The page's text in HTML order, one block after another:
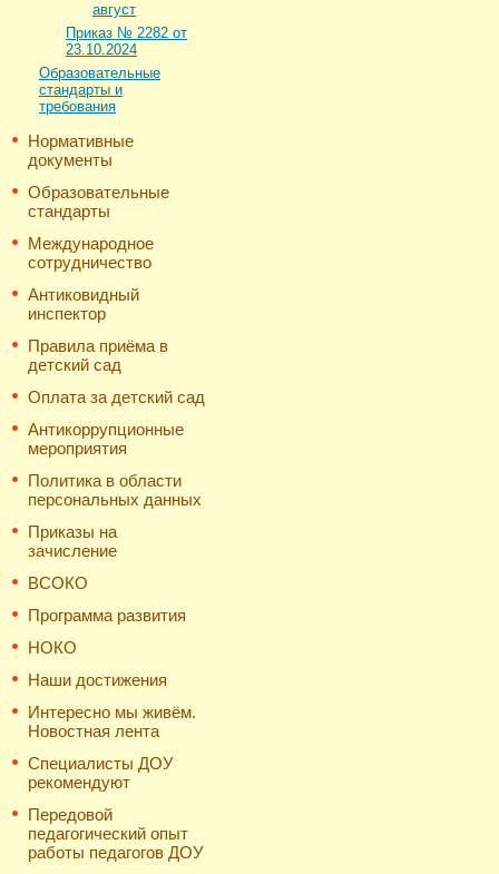
август
Приказ № 2282 от
23.10.2024
Образовательные
стандарты и
требования
Нормативные
документы
Образовательные
стандарты
Международное
сотрудничество
Антиковидный
инспектор
Правила приёма в
детский сад
Оплата за детский сад
Антикоррупционные
мероприятия
Политика в области
персональных данных
Приказы на
зачисление
ВСОКО
Программа развития
НОКО
Наши достижения
Интересно мы живём.
Новостная лента
Специалисты ДОУ
рекомендуют
Передовой
педагогический опыт
работы педагогов ДОУ